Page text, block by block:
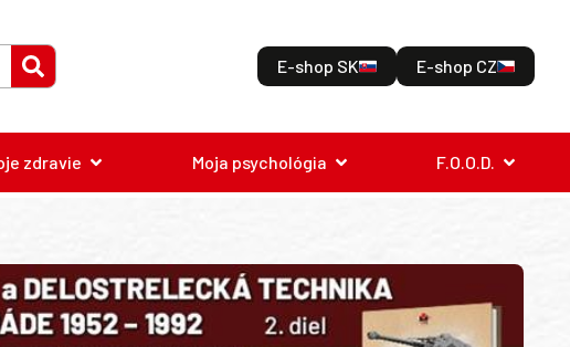
E-shop SK E-shop CZ
zdravie Moja psychológia F.O.O.D.